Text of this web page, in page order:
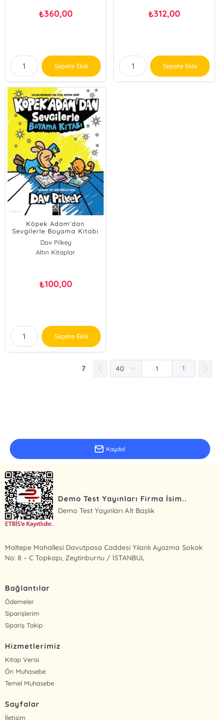
₺360,00
Sepete Ekle
₺312,00
Sepete Ekle
Köpek Adam'dan
Sevgilerle Boyama Kitabı
Dav Pilkey
Altın Kitaplar
₺100,00
Sepete Ekle
7 1
Kaydol
Demo Test Yayınları Firma İsim..
Demo Test Yayınları Alt Başlık
Maltepe Mahallesi Davutpasa Caddesi Yılanlı Ayazma Sokak
No: 8 – C Topkapı, Zeytinburnu / İSTANBUL
Bağlantılar
Ödemeler
Siparişlerim
Sipariş Takip
Hizmetlerimiz
Kitap Verisi
Ön Muhasebe
Temel Muhasebe
Sayfalar
İletişim